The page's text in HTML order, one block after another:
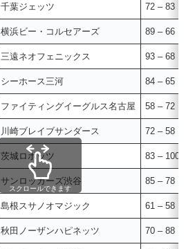
千葉ジェッツ 72 – 83
横浜ビー・コルセアーズ 89 – 66
三遠ネオフェニックス 93 – 68
シーホース三河 84 – 65
ファイティングイーグルス名古屋 58 – 72
川崎ブレイブサンダース 72 – 58
茨城ロボッツ 83 – 100
サンロッカーズ渋谷 85 – 78
島根スサノオマジック 61 – 58
秋田ノーザンハピネッツ 70 – 88
スクロールできます